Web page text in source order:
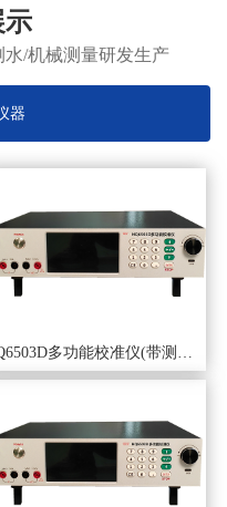
示
/机械测量研发生产
器